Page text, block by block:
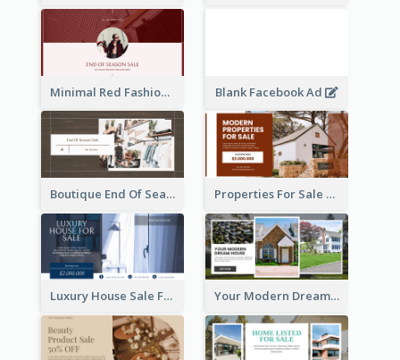
Minimal Red Fashion Photo Sale Facebook Ad Blank Facebook Ad
Boutique End Of Season Sale Facebook Ad Properties For Sale Facebook Ad
Luxury House Sale Facebook Ad Your Modern Dream House Facebook Ad